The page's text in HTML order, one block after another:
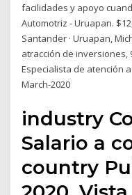
facilidades y apoyo
Automotriz - Uruapan.
Santander · Uruapan,
atracción de inversiones,
Especialista de atención
March-2020
industry
Salario a
country